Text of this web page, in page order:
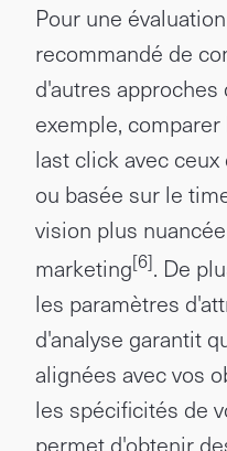
Pour une
recommandé de
d'autres
exemple,
last click avec
ou basée sur le
vision plus
marketing[6]. De
les paramètres
d'analyse garantit
alignées avec vos
les spécificités de
permet d'obtenir